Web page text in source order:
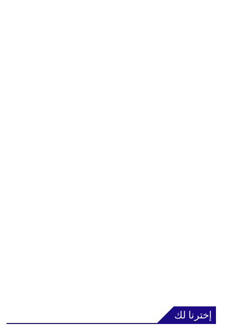
إخترنا لك